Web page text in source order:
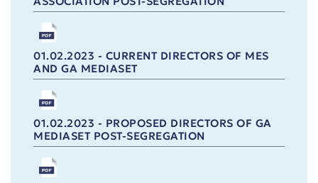
01.02.2023 - CURRENT DIRECTORS OF MES
AND GA MEDIASET
01.02.2023 - PROPOSED DIRECTORS OF GA
MEDIASET POST-SEGREGATION